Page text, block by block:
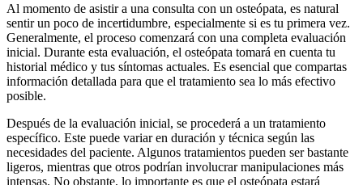
Al momento de asistir a una consulta con un osteópata, es natural
sentir un poco de incertidumbre, especialmente si es tu primera vez.
Generalmente, el proceso comenzará con una completa evaluación
inicial. Durante esta evaluación, el osteópata tomará en cuenta tu
historial médico y tus síntomas actuales. Es esencial que compartas
información detallada para que el tratamiento sea lo más efectivo
posible.
Después de la evaluación inicial, se procederá a un tratamiento
específico. Este puede variar en duración y técnica según las
necesidades del paciente. Algunos tratamientos pueden ser bastante
ligeros, mientras que otros podrían involucrar manipulaciones más
intensas. No obstante, lo importante es que el osteópata estará